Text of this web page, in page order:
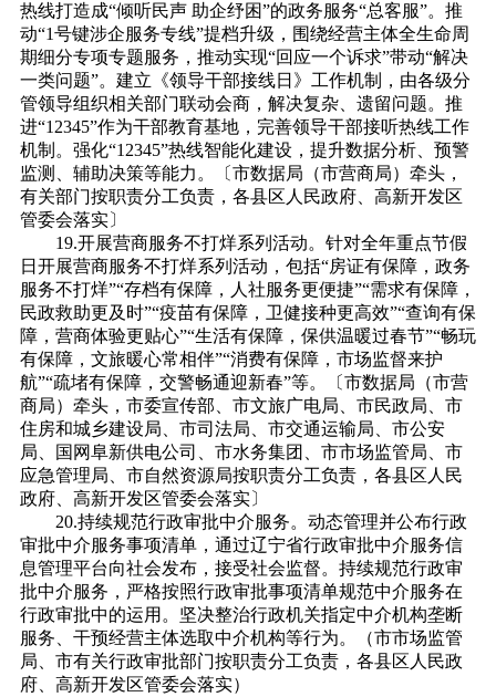
热线打造成“倾听民声 助企纾困”的政务服务“总客服”。推
动“1号键涉企服务专线”提档升级，围绕经营主体全生命周
期细分专项专题服务，推动实现“回应一个诉求”带动“解决
一类问题”。建立《领导干部接线日》工作机制，由各级分
管领导组织相关部门联动会商，解决复杂、遗留问题。推
进“12345”作为干部教育基地，完善领导干部接听热线工作
机制。强化“12345”热线智能化建设，提升数据分析、预警
监测、辅助决策等能力。〔市数据局（市营商局）牵头，
有关部门按职责分工负责，各县区人民政府、高新开发区
管委会落实〕
19.开展营商服务不打烊系列活动。针对全年重点节假
日开展营商服务不打烊系列活动，包括“房证有保障，政务
服务不打烊”“存档有保障，人社服务更便捷”“需求有保障，
民政救助更及时”“疫苗有保障，卫健接种更高效”“查询有保
障，营商体验更贴心”“生活有保障，保供温暖过春节”“畅玩
有保障，文旅暖心常相伴”“消费有保障，市场监督来护
航”“疏堵有保障，交警畅通迎新春”等。〔市数据局（市营
商局）牵头，市委宣传部、市文旅广电局、市民政局、市
住房和城乡建设局、市司法局、市交通运输局、市公安
局、国网阜新供电公司、市水务集团、市市场监管局、市
应急管理局、市自然资源局按职责分工负责，各县区人民
政府、高新开发区管委会落实〕
20.持续规范行政审批中介服务。动态管理并公布行政
审批中介服务事项清单，通过辽宁省行政审批中介服务信
息管理平台向社会发布，接受社会监督。持续规范行政审
批中介服务，严格按照行政审批事项清单规范中介服务在
行政审批中的运用。坚决整治行政机关指定中介机构垄断
服务、干预经营主体选取中介机构等行为。（市市场监管
局、市有关行政审批部门按职责分工负责，各县区人民政
府、高新开发区管委会落实）